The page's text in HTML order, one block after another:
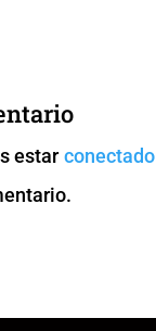
A
p
p k
er
estarconectado